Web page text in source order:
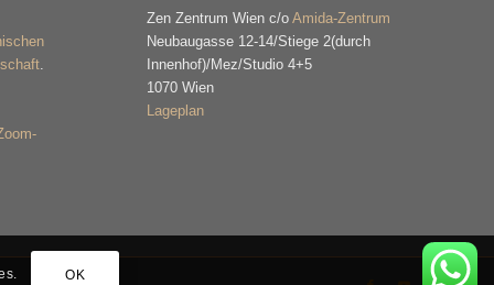
Zen Zentrum Wien c/o Amida-Zentrum
Neubaugasse 12-14/Stiege 2(durch
Innenhof)/Mez/Studio 4+5
1070 Wien
Lageplan
OK